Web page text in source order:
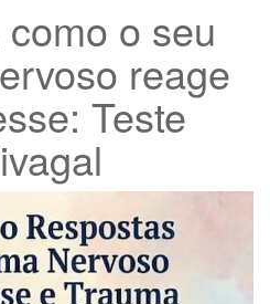
o seu
reage
Teste